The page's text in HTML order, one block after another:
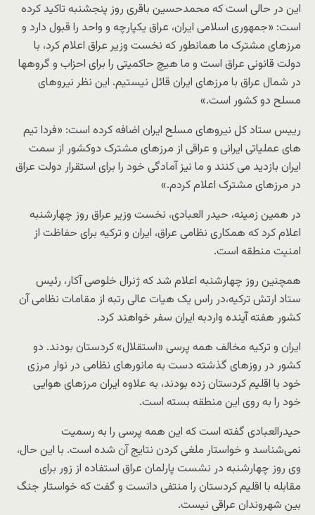
این در حالی است که محمدحسین باقری روز پنجشنبه تاکید کرده
است: «جمهوری اسلامی ایران، عراق یکپارچه و واحد را قبول دارد و
مرزهای مشترک ما همانطور که نخست وزیر عراق اعلام کرد، با
دولت قانونی عراق است و ما هیچ حاکمیتی را برای احزاب و گروهها
در شمال عراق با مرزهای ایران قائل نیستیم. این نظر نیروهای
مسلح دو کشور است.»
رییس ستاد کل نیروهای مسلح ایران اضافه کرده است: «فردا تیم
های عملیاتی ایرانی و عراقی از مرزهای مشترک دوکشور از سمت
ایران بازدید می کنند و ما نیز آمادگی خود را برای استقرار دولت عراق
در مرزهای مشترک اعلام کردم.»
در همین زمینه، حیدر العبادی، نخست وزیر عراق روز چهارشنبه
اعلام کرد که همکاری نظامی عراق، ایران و ترکیه برای حفاظت از
امنیت منطقه است.
همچنین روز چهارشنبه اعلام شد که ژنرال خلوصی آکار،‌ رئیس
ستاد ارتش ترکیه،در راس یک هیات عالی رتبه از مقامات نظامی آن
کشور هفته آینده واردبه ایران سفر خواهند کرد.
ایران و ترکیه مخالف همه پرسی «استقلال» کردستان بودند. دو
کشور در روزهای گذشته دست به مانورهای نظامی در نوار مرزی
خود با اقلیم کردستان زده بودند، به علاوه ایران مرزهای هوایی
خود را به روی این منطقه بسته است.
حیدرالعبادی گفته است که این همه پرسی را به رسمیت
نمی‌شناسد و خواستار ملغی کردن نتایج آن شده است. با این حال،
وی روز چهارشنبه در نشست پارلمان عراق استفاده از زور برای
مقابله با اقلیم کردستان را منتفی دانست و گفت که خواستار جنگ
بین شهروندان عراقی نیست.